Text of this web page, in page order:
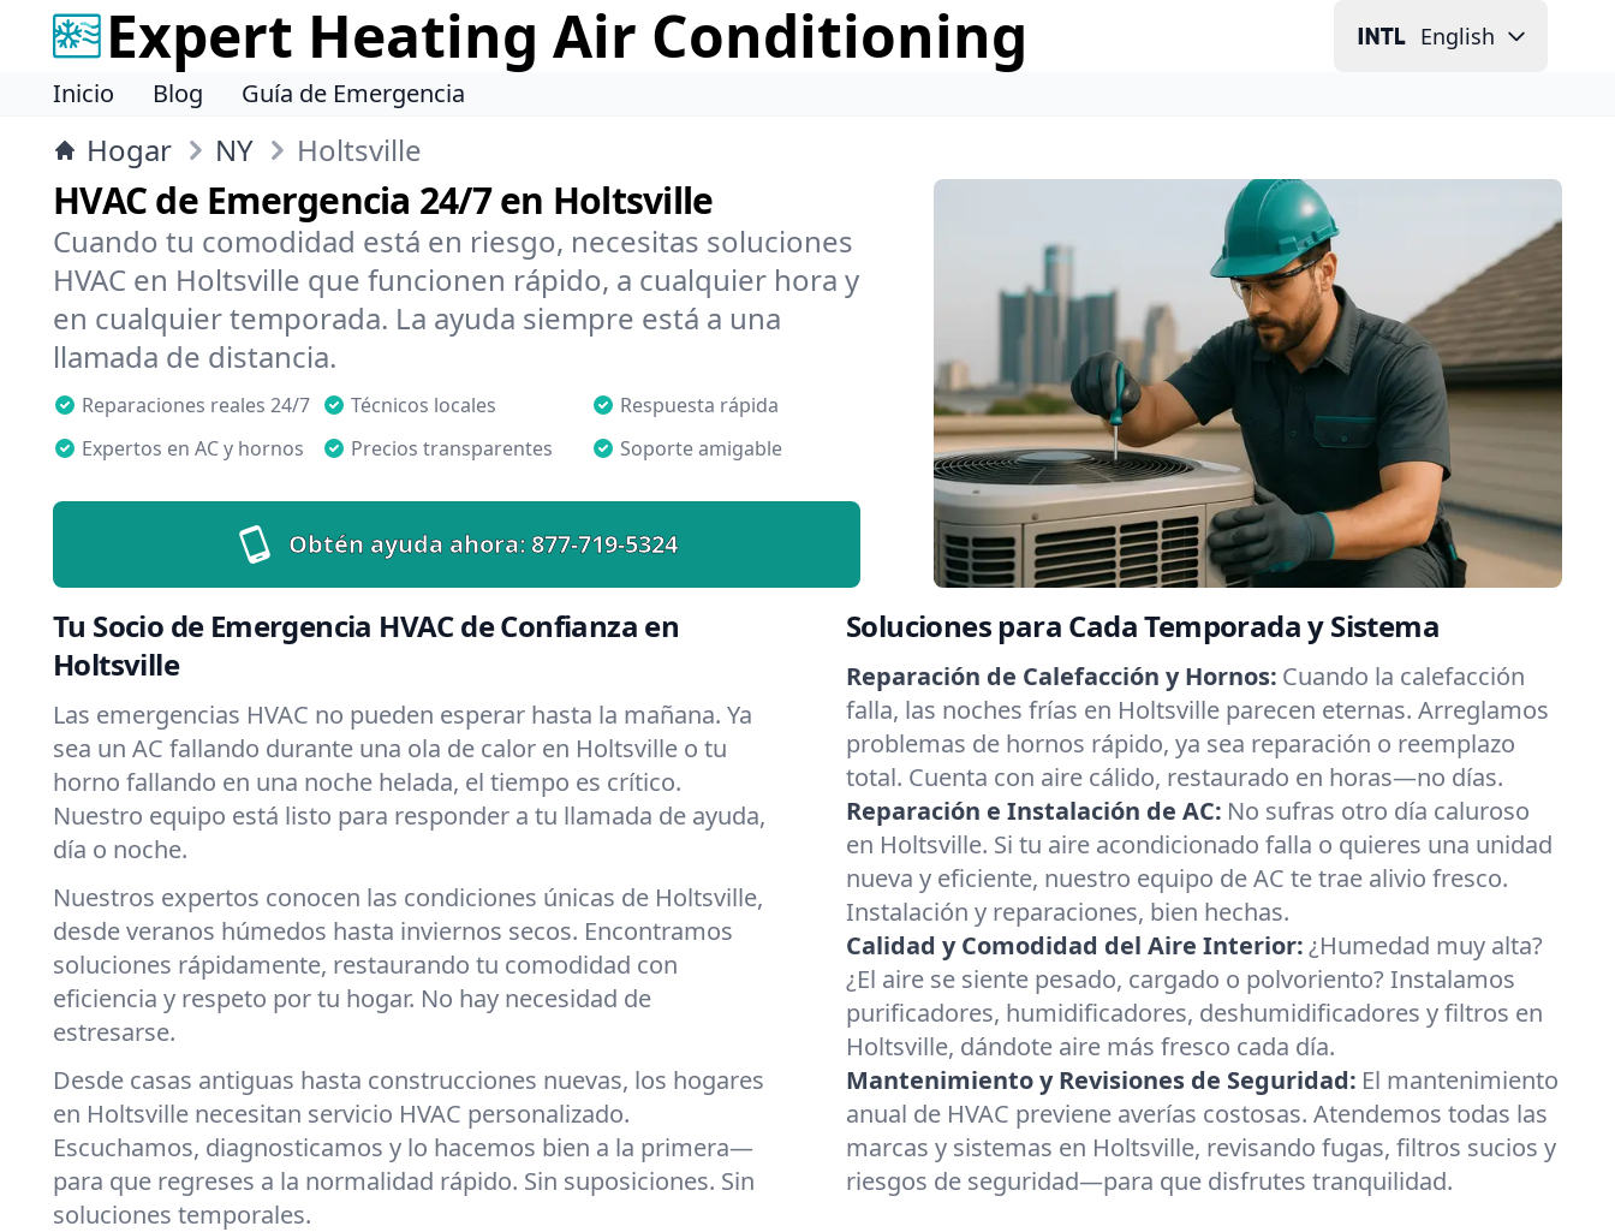
Expert Heating Air Conditioning English
Inicio Blog Guía de Emergencia
Hogar NY Holtsville
HVAC de Emergencia 24/7 en Holtsville
Cuando tu comodidad está en riesgo, necesitas soluciones
HVAC en Holtsville que funcionen rápido, a cualquier hora y
en cualquier temporada. La ayuda siempre está a una
llamada de distancia.
Reparaciones reales 24/7 Técnicos locales
Respuesta rápida
Expertos en AC y hornos
Precios transparentes Soporte amigable
Obtén ayuda ahora:877-719-5324
Tu Socio de Emergencia HVAC de Confianza en
Holtsville
Las emergencias HVAC no pueden esperar hasta la mañana. Ya
sea un AC fallando durante una ola de calor en Holtsville o tu
horno fallando en una noche helada, el tiempo es crítico.
Nuestro equipo está listo para responder a tu llamada de ayuda,
día o noche.
Nuestros expertos conocen las condiciones únicas de Holtsville,
desde veranos húmedos hasta inviernos secos. Encontramos
soluciones rápidamente, restaurando tu comodidad con
eficiencia y respeto por tu hogar. No hay necesidad de
estresarse.
Desde casas antiguas hasta construcciones nuevas, los hogares
en Holtsville necesitan servicio HVAC personalizado.
Escuchamos, diagnosticamos y lo hacemos bien a la primera—
para que regreses a la normalidad rápido. Sin suposiciones. Sin
soluciones temporales.
Soluciones para Cada Temporada y Sistema
Reparación de Calefacción y Hornos: Cuando la calefacción
falla, las noches frías en Holtsville parecen eternas. Arreglamos
problemas de hornos rápido, ya sea reparación o reemplazo
total. Cuenta con aire cálido, restaurado en horas—no días.
Reparación e Instalación de AC: No sufras otro día caluroso
en Holtsville. Si tu aire acondicionado falla o quieres una unidad
nueva y eficiente, nuestro equipo de AC te trae alivio fresco.
Instalación y reparaciones, bien hechas.
Calidad y Comodidad del Aire Interior:¿Humedad muy alta?
¿El aire se siente pesado, cargado o polvoriento? Instalamos
purificadores, humidificadores, deshumidificadores y filtros en
Holtsville, dándote aire más fresco cada día.
Mantenimiento y Revisiones de Seguridad: El mantenimiento
anual de HVAC previene averías costosas. Atendemos todas las
marcas y sistemas en Holtsville, revisando fugas, filtros sucios y
riesgos de seguridad—para que disfrutes tranquilidad.